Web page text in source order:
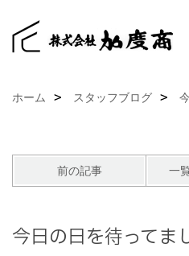
ホーム スタッフブログ
前の記事 一
今日の日を待ってま